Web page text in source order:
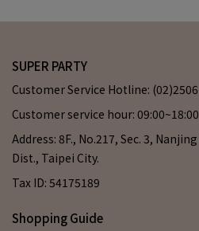
SUPER PARTY
Customer Service Hotline:
Customer service hour:
Address: 8F., No.217, Sec. 3,
Dist., Taipei City.
Tax ID: 54175189
Shopping Guide